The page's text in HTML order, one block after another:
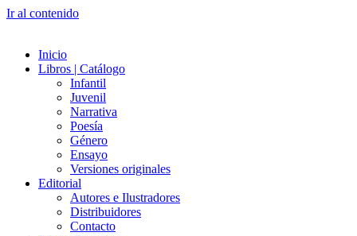
Ir al contenido
Inicio
Libros | Catálogo
Infantil
Juvenil
Narrativa
Poesía
Género
Ensayo
Versiones originales
Editorial
Autores e Ilustradores
Distribuidores
Contacto